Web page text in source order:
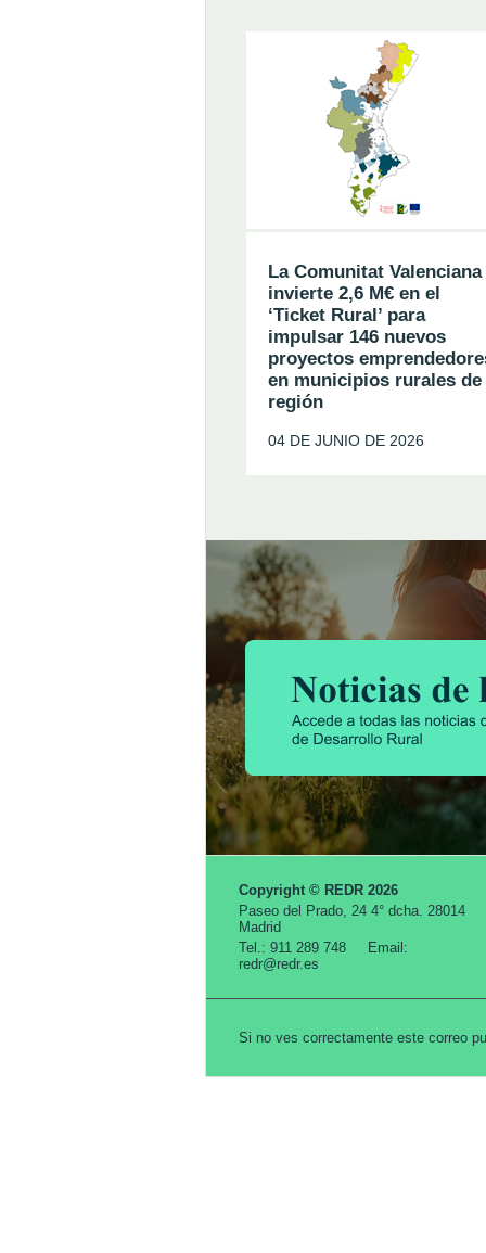
La Comunitat Valenciana
invierte 2,6 M€ en el
‘Ticket Rural’ para
impulsar 146 nuevos
proyectos
en municipios rurales de
región
04 DE JUNIO DE 2026
Copyright © REDR 2026
Paseo del Prado, 24 4° dcha. 28014
Madrid
Tel.: 911 289 748 Email:
redr@redr.es
Si no ves correctamente este correo